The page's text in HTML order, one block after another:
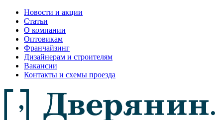
Новости и акции
Статьи
О компании
Оптовикам
Франчайзинг
Дизайнерам и строителям
Вакансии
Контакты и схемы проезда